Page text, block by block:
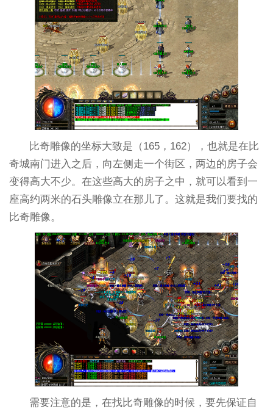
比奇雕像的坐标大致是（165，162），也就是在比
奇城南门进入之后，向左侧走一个街区，两边的房子会
变得高大不少。在这些高大的房子之中，就可以看到一
座高约两米的石头雕像立在那儿了。这就是我们要找的
比奇雕像。
需要注意的是，在找比奇雕像的时候，要先保证自